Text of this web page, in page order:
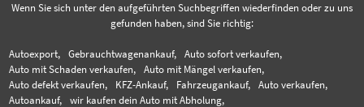
Wenn Sie sich unter den aufgeführten Suchbegriffen wiederfinden oder zu uns
gefunden haben, sind Sie richtig:
Autoexport, Gebrauchtwagenankauf,
Auto sofort verkaufen,
Auto mit Schaden verkaufen,
Auto mit Mängel verkaufen,
Auto defekt verkaufen,
KFZ-Ankauf, Fahrzeugankauf,
Auto verkaufen,
Autoankauf,
wir kaufen dein Auto mit Abholung,